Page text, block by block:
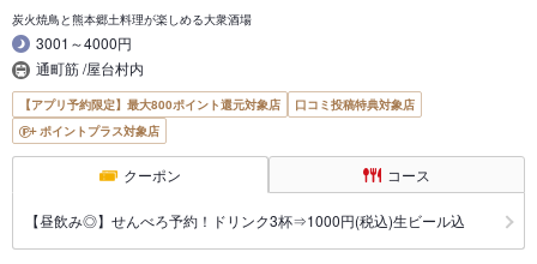
炭火焼鳥と熊本郷土料理が楽しめる大衆酒場
3001～4000円
通町筋 /屋台村内
【アプリ予約限定】最大800ポイント還元対象店
口コミ投稿特典対象店
ポイントプラス対象店
クーポン コース
【昼飲み◎】せんべろ予約！ドリンク3杯⇒1000円(税込)生ビール込